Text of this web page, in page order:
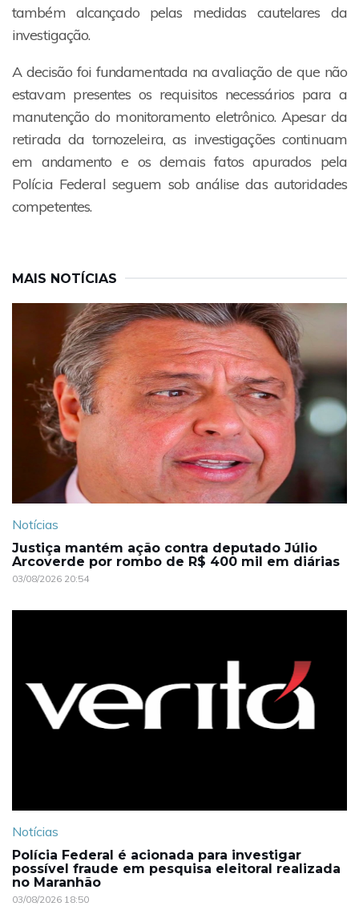
também alcançado pelas medidas cautelares da
investigação.
A decisão foi fundamentada na avaliação de que não
estavam presentes os requisitos necessários para a
manutenção do monitoramento eletrônico. Apesar da
retirada da tornozeleira, as investigações continuam
em andamento e os demais fatos apurados pela
Polícia Federal seguem sob análise das autoridades
competentes.
MAIS NOTÍCIAS
Notícias
Justiça mantém ação contra deputado Júlio
Arcoverde por rombo de R$ 400 mil em diárias
03/08/2026 20:54
Notícias
Polícia Federal é acionada para investigar
possível fraude em pesquisa eleitoral realizada
no Maranhão
03/08/2026 18:50